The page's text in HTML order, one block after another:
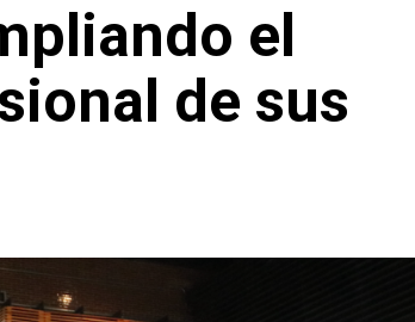
el
de sus